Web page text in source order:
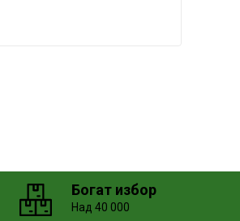
Богат избор
Над 40 000